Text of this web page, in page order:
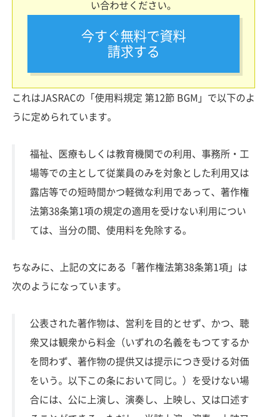
い合わせください。
今すぐ無料で資料
請求する
これはJASRACの「使用料規定 第12節 BGM」で以下のよ
うに定められています。
福祉、医療もしくは教育機関での利用、事務所・工
場等での主として従業員のみを対象とした利用又は
露店等での短時間かつ軽微な利用であって、著作権
法第38条第1項の規定の適用を受けない利用につい
ては、当分の間、使用料を免除する。
ちなみに、上記の文にある「著作権法第38条第1項」は
次のようになっています。
公表された著作物は、営利を目的とせず、かつ、聴
衆又は観衆から料金（いずれの名義をもつてするか
を問わず、著作物の提供又は提示につき受ける対価
をいう。以下この条において同じ。）を受けない場
合には、公に上演し、演奏し、上映し、又は口述す